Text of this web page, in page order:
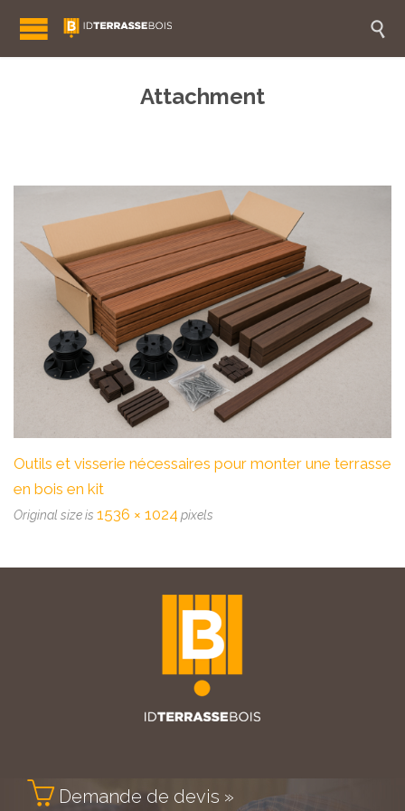

Attachment
Outils et visserie nécessaires pour monter une terrasse
en bois en kit
Original size is 1536 × 1024 pixels
 Demande de devis »